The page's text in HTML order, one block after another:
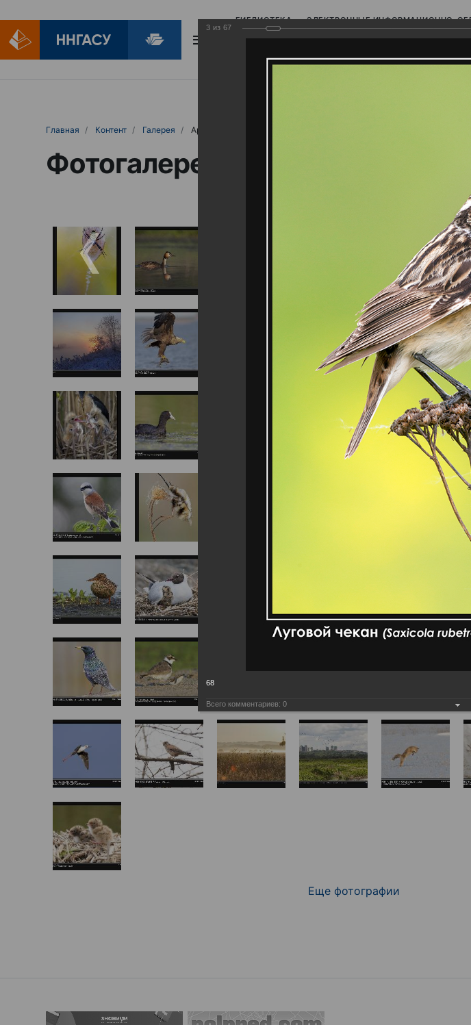
БИБЛИОТЕКА ЭЛЕКТРОННЫЕ ИНФОРМАЦИОННО-
БИБЛИОПОМОЩЬ
Главная Контент Галерея Артемовские луга – жемчужина Нижегородского Поволжья
Фотогалерея
Еще фотографии
3 из 67
68
Всего комментариев: 0